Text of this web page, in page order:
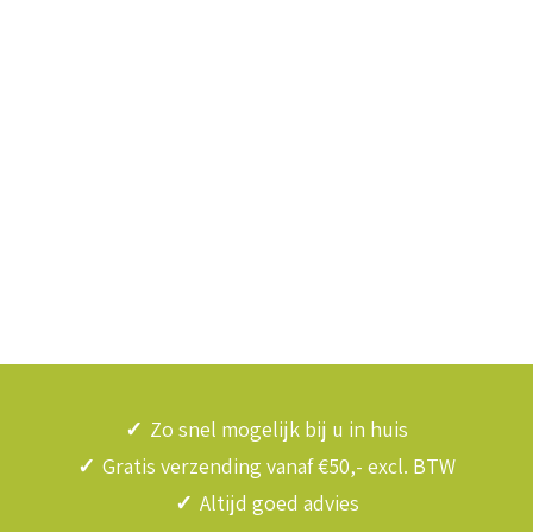
✓ Zo snel mogelijk bij u in huis
✓ Gratis verzending vanaf €50,- excl. BTW
✓ Altijd goed advies